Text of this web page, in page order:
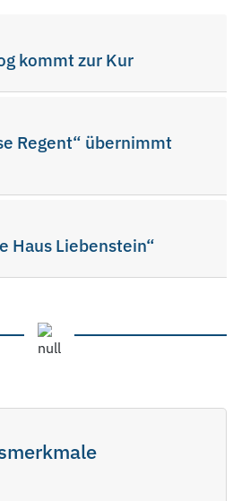
kommt zur Kur
Regent“ übernimmt
Haus Liebenstein“